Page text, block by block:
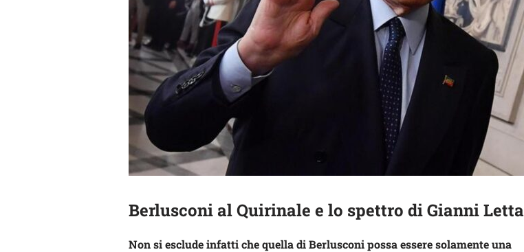
Berlusconi al Quirinale e lo spettro di Gianni Letta
Non si esclude infatti che quella di Berlusconi possa essere solamente una